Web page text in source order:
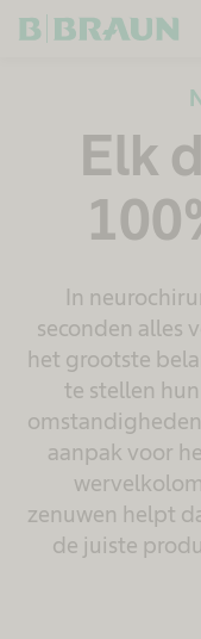
Elk
In
seconden alles
het grootste
te stellen
aanpak voor
zenuwen helpt
de juiste